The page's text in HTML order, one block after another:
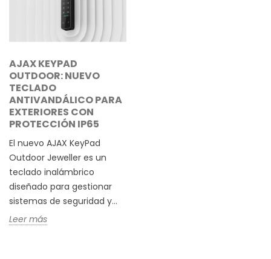
AJAX KEYPAD
OUTDOOR: NUEVO
TECLADO
ANTIVANDÁLICO PARA
EXTERIORES CON
PROTECCIÓN IP65
El nuevo AJAX KeyPad
Outdoor Jeweller es un
teclado inalámbrico
diseñado para gestionar
sistemas de seguridad y...
Leer más